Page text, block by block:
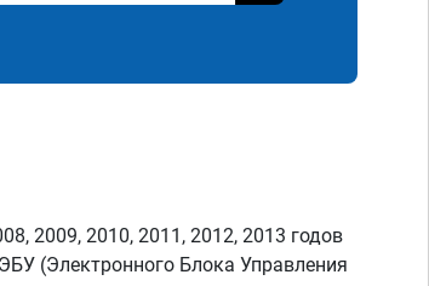
2009, 2010, 2011, 2012, 2013 годов
(Электронного Блока Управления